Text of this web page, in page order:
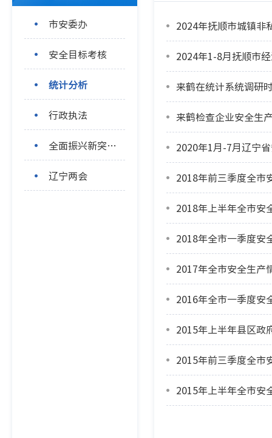
市安委办
安全目标考核
统计分析
行政执法
全面振兴新突破三年行动
辽宁两会
2024年抚顺市城镇非
2024年1-8月抚顺市
来鹤在统计系统调研
来鹤检查企业安全生
2020年1月-7月辽宁
2018年前三季度全市
2018年上半年全市安
2018年全市一季度安
2017年全市安全生产
2016年全市一季度安
2015年上半年县区政
2015年前三季度全市
2015年上半年全市安